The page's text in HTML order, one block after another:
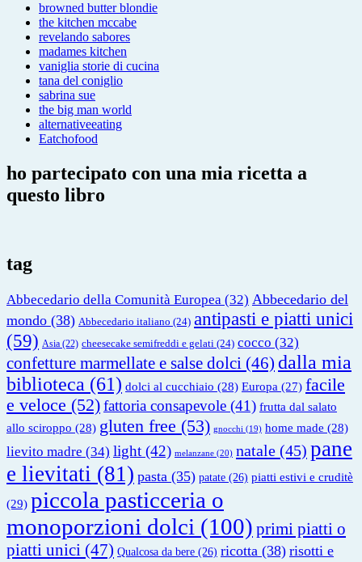
browned butter blondie
the kitchen mccabe
revelando sabores
madames kitchen
vaniglia storie di cucina
tana del coniglio
sabrina sue
the big man world
alternativeeating
Eatchofood
ho partecipato con una mia ricetta a
questo libro
tag
Abbecedario della Comunità Europea (32) Abbecedario del
mondo (38) Abbecedario italiano (24) antipasti e piatti unici
(59) Asia (22) cheesecake semifreddi e gelati (24) cocco (32)
confetture marmellate e salse dolci (46) dalla mia
biblioteca (61) dolci al cucchiaio (28) Europa (27) facile
e veloce (52)fattoria consapevole (41) frutta dal salato
allo sciroppo (28) gluten free (53) gnocchi (19) home made (28)
lievito madre (34) light (42) melanzane (20) natale (45) pane
e lievitati (81) pasta (35) patate (26) piatti estivi e cruditè
(29) piccola pasticceria o
monoporzioni dolci (100) primi piatti o
piatti unici (47) Qualcosa da bere (26) ricotta (38) risotti e